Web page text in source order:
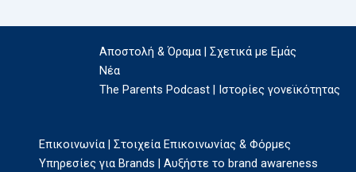
Αποστολή & Όραμα | Σχετικά με Εμάς
Νέα
The Parents Podcast | Ιστορίες γονεϊκότητας
Επικοινωνία | Στοιχεία Επικοινωνίας & Φόρμες
Υπηρεσίες για Brands | Αυξήστε το brand awareness